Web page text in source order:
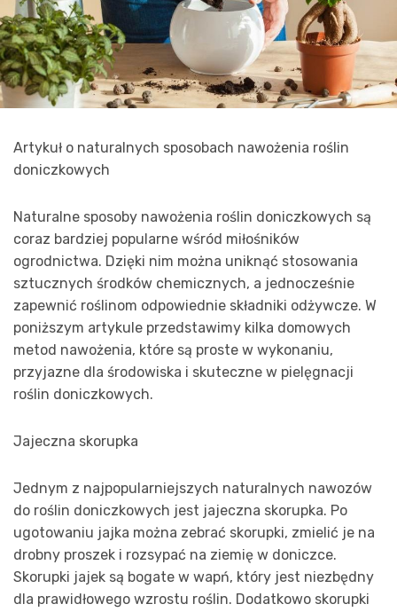
Artykuł o naturalnych sposobach nawożenia roślin
doniczkowych
Naturalne sposoby nawożenia roślin doniczkowych są
coraz bardziej popularne wśród miłośników
ogrodnictwa. Dzięki nim można uniknąć stosowania
sztucznych środków chemicznych, a jednocześnie
zapewnić roślinom odpowiednie składniki odżywcze. W
poniższym artykule przedstawimy kilka domowych
metod nawożenia, które są proste w wykonaniu,
przyjazne dla środowiska i skuteczne w pielęgnacji
roślin doniczkowych.
Jajeczna skorupka
Jednym z najpopularniejszych naturalnych nawozów
do roślin doniczkowych jest jajeczna skorupka. Po
ugotowaniu jajka można zebrać skorupki, zmielić je na
drobny proszek i rozsypać na ziemię w doniczce.
Skorupki jajek są bogate w wapń, który jest niezbędny
dla prawidłowego wzrostu roślin. Dodatkowo skorupki